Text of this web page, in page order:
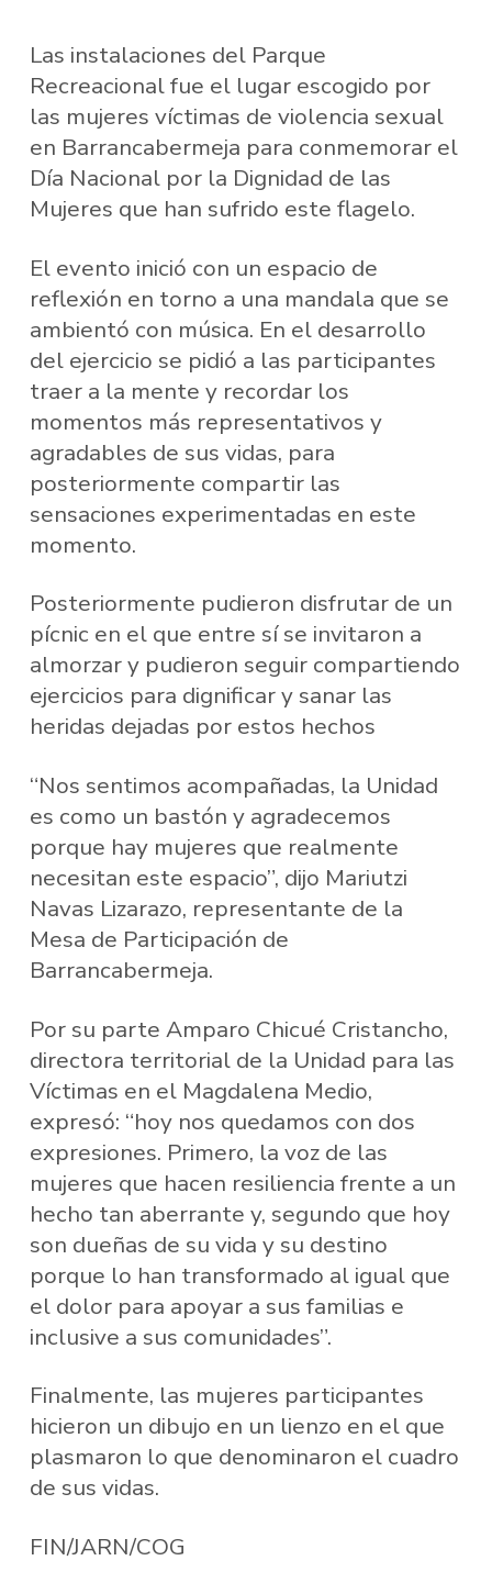
Las instalaciones del Parque
Recreacional fue el lugar escogido por
las mujeres víctimas de violencia sexual
en Barrancabermeja para conmemorar el
Día Nacional por la Dignidad de las
Mujeres que han sufrido este flagelo.
El evento inició con un espacio de
reflexión en torno a una mandala que se
ambientó con música. En el desarrollo
del ejercicio se pidió a las participantes
traer a la mente y recordar los
momentos más representativos y
agradables de sus vidas, para
posteriormente compartir las
sensaciones experimentadas en este
momento.
Posteriormente pudieron disfrutar de un
pícnic en el que entre sí se invitaron a
almorzar y pudieron seguir compartiendo
ejercicios para dignificar y sanar las
heridas dejadas por estos hechos
“Nos sentimos acompañadas, la Unidad
es como un bastón y agradecemos
porque hay mujeres que realmente
necesitan este espacio”, dijo Mariutzi
Navas Lizarazo, representante de la
Mesa de Participación de
Barrancabermeja.
Por su parte Amparo Chicué Cristancho,
directora territorial de la Unidad para las
Víctimas en el Magdalena Medio,
expresó: “hoy nos quedamos con dos
expresiones. Primero, la voz de las
mujeres que hacen resiliencia frente a un
hecho tan aberrante y, segundo que hoy
son dueñas de su vida y su destino
porque lo han transformado al igual que
el dolor para apoyar a sus familias e
inclusive a sus comunidades”.
Finalmente, las mujeres participantes
hicieron un dibujo en un lienzo en el que
plasmaron lo que denominaron el cuadro
de sus vidas.
FIN/JARN/COG